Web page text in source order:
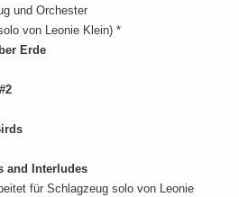
und Orchester
von Leonie Klein) *
Erde
and Interludes
für Schlagzeug solo von Leonie